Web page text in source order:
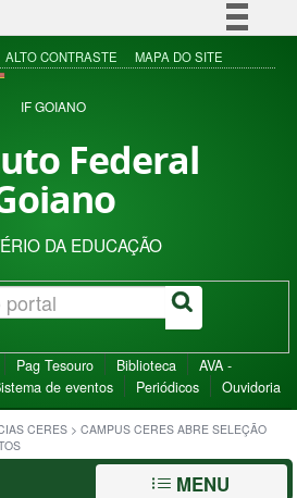
Simplifique!
Acesso à informação
ALTO CONTRASTE MAPA DO SITE
IF GOIANO
Federal
DA EDUCAÇÃO
Pag Tesouro Biblioteca
AVA -
de eventos Periódicos Ouvidoria
CERES > CAMPUS CERES ABRE SELEÇÃO
MENU